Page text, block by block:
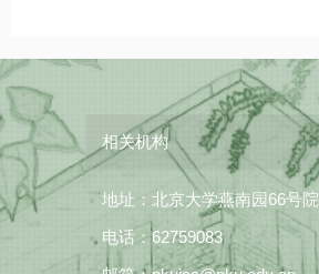
相关机构
地址：北京大学燕南园66号院
电话：62759083